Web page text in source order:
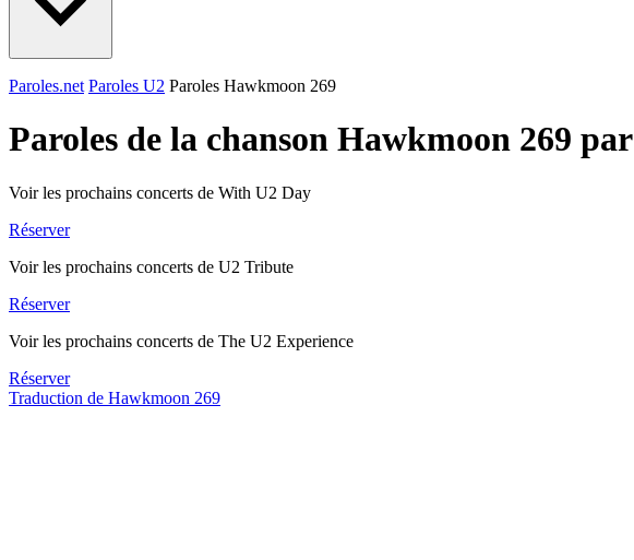
Paroles.net Paroles U2 Paroles Hawkmoon 269
Paroles de la chanson Hawkmoon 269 par
Voir les prochains concerts de With U2 Day
Réserver
Voir les prochains concerts de U2 Tribute
Réserver
Voir les prochains concerts de The U2 Experience
Réserver
Traduction de Hawkmoon 269